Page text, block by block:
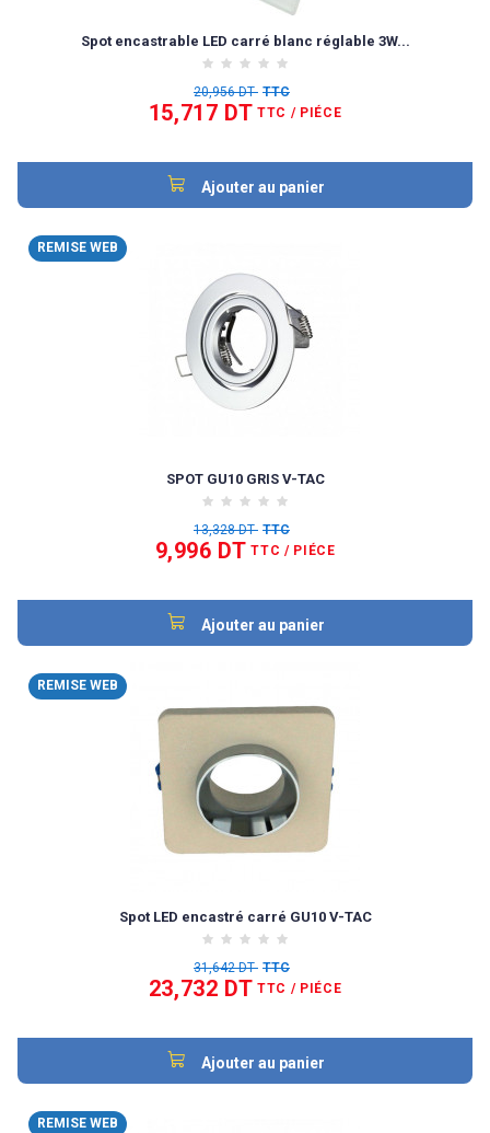
Spot encastrable LED carré blanc réglable 3W...
20,956 DT TTC
15,717 DT TTC / PIÉCE
Ajouter au panier
REMISE WEB
SPOT GU10 GRIS V-TAC
13,328 DT TTC
9,996 DT TTC / PIÉCE
Ajouter au panier
REMISE WEB
Spot LED encastré carré GU10 V-TAC
31,642 DT TTC
23,732 DT TTC / PIÉCE
Ajouter au panier
REMISE WEB